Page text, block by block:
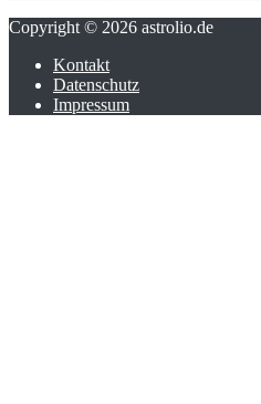
Copyright © 2026 astrolio.de
Kontakt
Datenschutz
Impressum